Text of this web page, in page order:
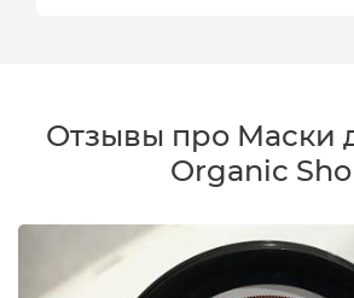
Отзывы про Маски
Organic